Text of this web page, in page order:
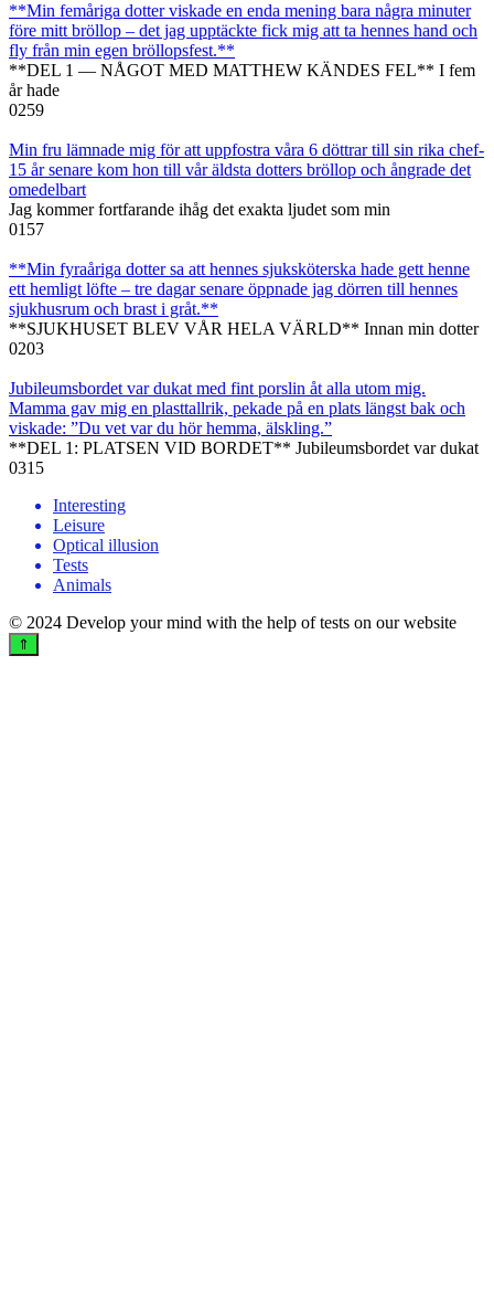
**Min femåriga dotter viskade en enda mening bara några minuter
före mitt bröllop – det jag upptäckte fick mig att ta hennes hand och
fly från min egen bröllopsfest.**
**DEL 1 — NÅGOT MED MATTHEW KÄNDES FEL** I fem
år hade
0259
Min fru lämnade mig för att uppfostra våra 6 döttrar till sin rika chef-
15 år senare kom hon till vår äldsta dotters bröllop och ångrade det
omedelbart
Jag kommer fortfarande ihåg det exakta ljudet som min
0157
**Min fyraåriga dotter sa att hennes sjuksköterska hade gett henne
ett hemligt löfte – tre dagar senare öppnade jag dörren till hennes
sjukhusrum och brast i gråt.**
**SJUKHUSET BLEV VÅR HELA VÄRLD** Innan min dotter
0203
Jubileumsbordet var dukat med fint porslin åt alla utom mig.
Mamma gav mig en plasttallrik, pekade på en plats längst bak och
viskade: ”Du vet var du hör hemma, älskling.”
**DEL 1: PLATSEN VID BORDET** Jubileumsbordet var dukat
0315
Interesting
Leisure
Optical illusion
Tests
Animals
© 2024 Develop your mind with the help of tests on our website